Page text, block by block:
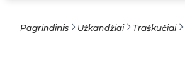
Pagrindinis Užkandžiai Traškučiai